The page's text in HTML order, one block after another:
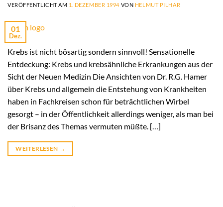
VERÖFFENTLICHT AM 1. DEZEMBER 1994 VON HELMUT PILHAR
01
Dez.
Krebs ist nicht bösartig sondern sinnvoll! Sensationelle
Entdeckung: Krebs und krebsähnliche Erkrankungen aus der
Sicht der Neuen Medizin Die Ansichten von Dr. R.G. Hamer
über Krebs und allgemein die Entstehung von Krankheiten
haben in Fachkreisen schon für beträchtlichen Wirbel
gesorgt – in der Öffentlichkeit allerdings weniger, als man bei
der Brisanz des Themas vermuten müßte. […]
WEITERLESEN →